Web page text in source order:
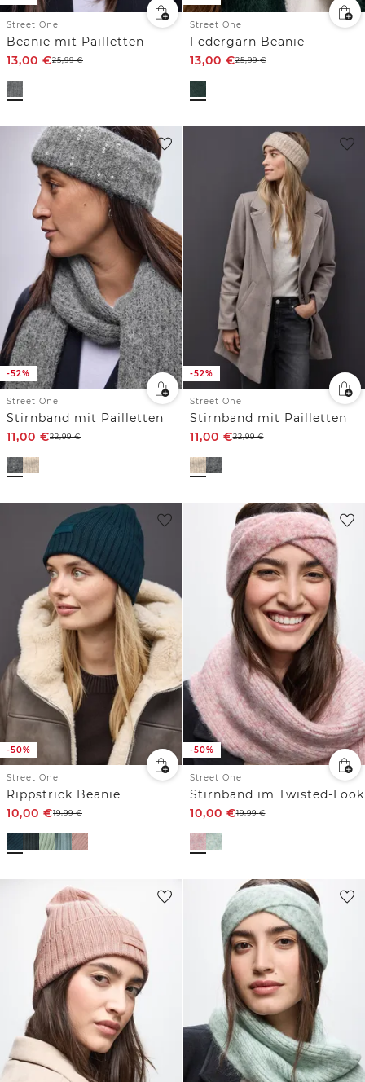
Street One
Beanie mit Pailletten
13,00 €25,99€
Street One
Federgarn Beanie
13,00 €25,99€
-52%
Street One
Stirnband mit Pailletten
11,00 €22,99€
-52%
Street One
Stirnband mit Pailletten
11,00 €22,99€
-50%
Street One
Rippstrick Beanie
10,00 €19,99€
-50%
Street One
Stirnband im Twisted-Look
10,00 €19,99€